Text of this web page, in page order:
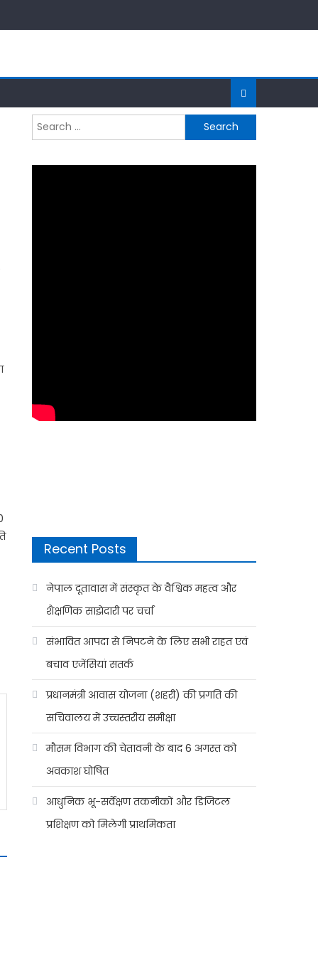
Search
for:
Recent Posts
नेपाल दूतावास में संस्कृत के वैश्विक महत्व और
शैक्षणिक साझेदारी पर चर्चा
संभावित आपदा से निपटने के लिए सभी राहत एवं
बचाव एजेंसियां सतर्क
प्रधानमंत्री आवास योजना (शहरी) की प्रगति की
सचिवालय में उच्चस्तरीय समीक्षा
मौसम विभाग की चेतावनी के बाद 6 अगस्त को
अवकाश घोषित
आधुनिक भू-सर्वेक्षण तकनीकों और डिजिटल
प्रशिक्षण को मिलेगी प्राथमिकता